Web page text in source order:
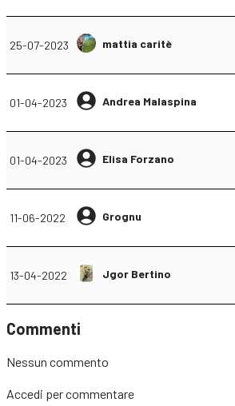
25-07-2023 mattia caritè
01-04-2023 Andrea Malaspina
01-04-2023 Elisa Forzano
11-06-2022 Grognu
13-04-2022 Jgor Bertino
Commenti
Nessun commento
Accedi per commentare